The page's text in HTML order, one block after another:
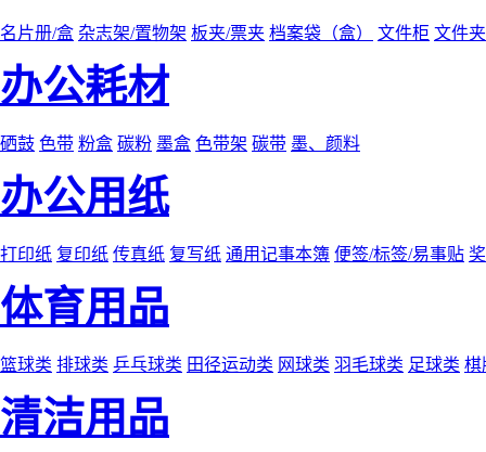
名片册/盒 杂志架/置物架 板夹/票夹 档案袋（盒） 文件柜 文件
办公耗材
硒鼓 色带 粉盒 碳粉 墨盒 色带架 碳带 墨、颜料
办公用纸
打印纸 复印纸 传真纸 复写纸 通用记事本簿 便签/标签/易事贴
体育用品
篮球类 排球类 乒乓球类 田径运动类 网球类 羽毛球类 足球类 棋
清洁用品